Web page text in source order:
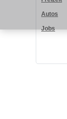
Autos
Jobs